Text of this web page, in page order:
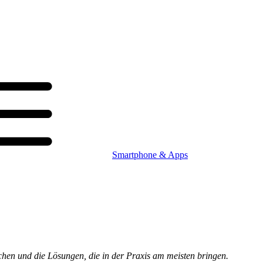
Smartphone & Apps
und die Lösungen, die in der Praxis am meisten bringen.